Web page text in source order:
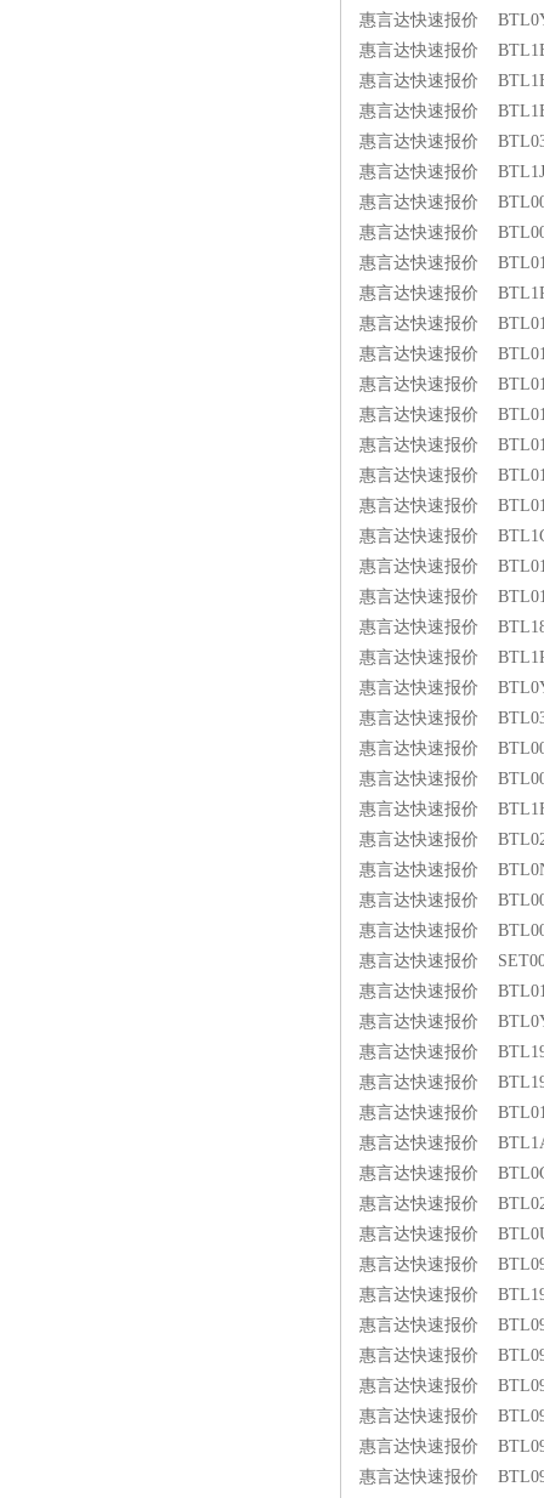
惠言达快速报价
惠言达快速报价
惠言达快速报价
惠言达快速报价
惠言达快速报价
惠言达快速报价
惠言达快速报价
惠言达快速报价
惠言达快速报价
惠言达快速报价
惠言达快速报价
惠言达快速报价
惠言达快速报价
惠言达快速报价
惠言达快速报价
惠言达快速报价
惠言达快速报价
惠言达快速报价
惠言达快速报价
惠言达快速报价
惠言达快速报价
惠言达快速报价
惠言达快速报价
惠言达快速报价
惠言达快速报价
惠言达快速报价
惠言达快速报价
惠言达快速报价
惠言达快速报价
惠言达快速报价
惠言达快速报价
惠言达快速报价
惠言达快速报价
惠言达快速报价
惠言达快速报价
惠言达快速报价
惠言达快速报价
惠言达快速报价
惠言达快速报价
惠言达快速报价
惠言达快速报价
惠言达快速报价
惠言达快速报价
惠言达快速报价
惠言达快速报价
惠言达快速报价
惠言达快速报价
惠言达快速报价
惠言达快速报价